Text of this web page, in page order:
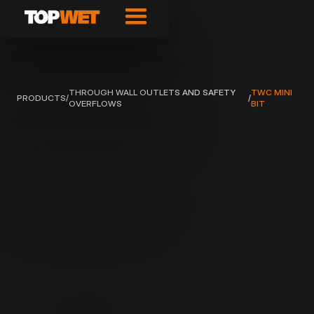
PRODUCTS/
THROUGH WALL OUTLETS AND SAFETY
OVERFLOWS
/
TWC MINI
BIT